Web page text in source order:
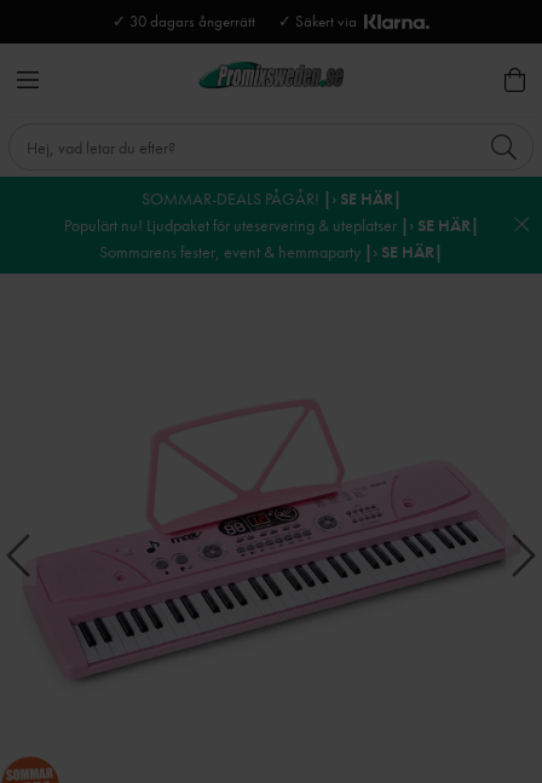
✓ 30 dagars ångerrätt ✓ Säkert via
SOMMAR-DEALS PÅGÅR! |› SE HÄR|
Populärt nu! Ljudpaket för uteservering & uteplatser |› SE HÄR|
Sommarens fester, event & hemmaparty |› SE HÄR|